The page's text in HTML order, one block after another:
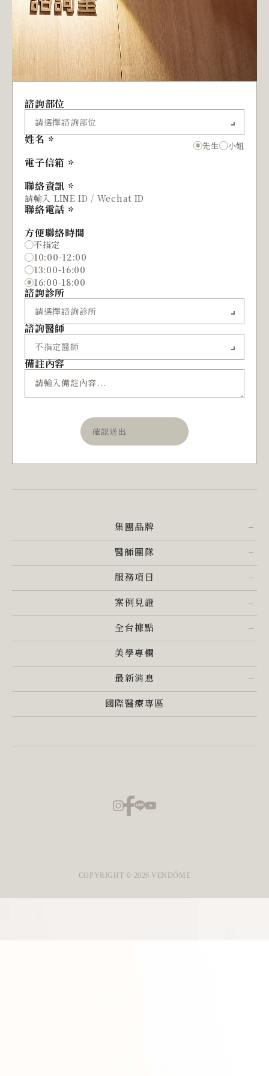
諮詢部位
姓名 先生 小姐
電子信箱
聯絡資訊
聯絡電話
方便聯絡時間
不指定
10:00-12:00
13:00-16:00
16:00-18:00
諮詢診所
諮詢醫師
備註內容
確認送出
集團品牌
醫師團隊
服務項目
案例見證
全台據點
美學專欄
最新消息
國際醫療專區
COPYRIGHT © 2026 VENDÔME